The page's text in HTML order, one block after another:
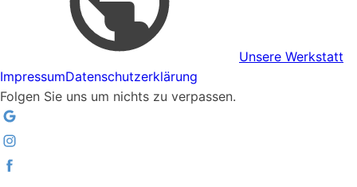
Unsere Werkstatt
ImpressumDatenschutzerklärung
Folgen Sie uns um nichts zu verpassen.